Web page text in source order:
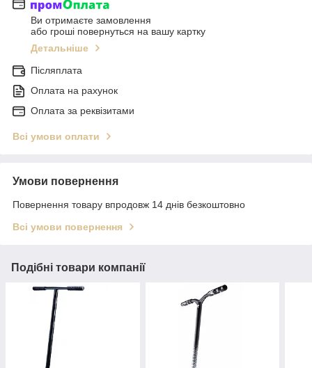
Ви отримаєте замовлення
або гроші повернуться на вашу картку
Детальніше
Післяплата
Оплата на рахунок
Оплата за реквізитами
Всі умови оплати
Умови повернення
Повернення товару впродовж 14 днів безкоштовно
Всі умови повернення
Подібні товари компанії